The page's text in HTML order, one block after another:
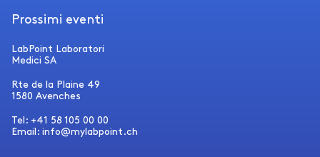
LabPoint Laboratori
Medici SA
Rte de la Plaine 49
1580 Avenches
Tel: +41 58 105 00 00
Email: info@mylabpoint.ch
Prossimi eventi